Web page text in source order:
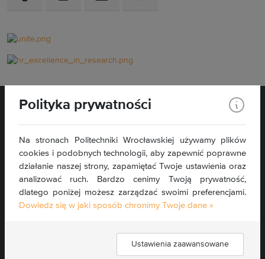
Wybrzeże Wyspiańskiego 27
50-370 Wrocław
Mapa serwisu »
Polityka prywatności
Na stronach Politechniki Wrocławskiej używamy plików
cookies i podobnych technologii, aby zapewnić poprawne
działanie naszej strony, zapamiętać Twoje ustawienia oraz
analizować ruch. Bardzo cenimy Twoją prywatność,
dlatego poniżej możesz zarządzać swoimi preferencjami.
Dowiedz się w jaki sposób chronimy Twoje dane »
Ustawienia zaawansowane